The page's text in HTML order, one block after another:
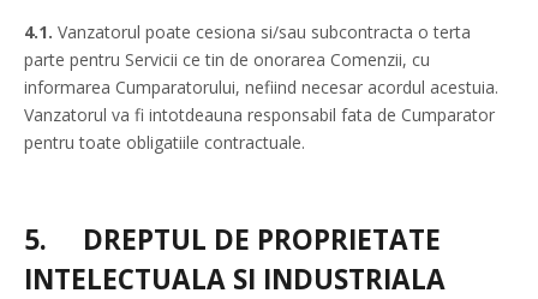
4.1. Vanzatorul poate cesiona si/sau subcontracta o terta
parte pentru Servicii ce tin de onorarea Comenzii, cu
informarea Cumparatorului, nefiind necesar acordul acestuia.
Vanzatorul va fi intotdeauna responsabil fata de Cumparator
pentru toate obligatiile contractuale.
5. DREPTUL DE PROPRIETATE
INTELECTUALA SI INDUSTRIALA